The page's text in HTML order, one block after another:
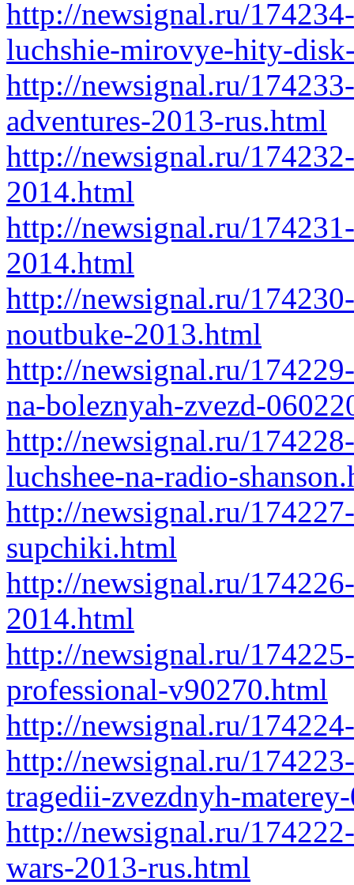
http://newsignal.ru/
luchshie-mirovye-hity-
http://newsignal.ru/
adventures-2013-rus.html
http://newsignal.ru/
2014.html
http://newsignal.ru/
2014.html
http://newsignal.ru/
noutbuke-2013.html
http://newsignal.ru/
na-boleznyah-zvezd-
http://newsignal.ru/
luchshee-na-radio-
http://newsignal.ru/
supchiki.html
http://newsignal.ru/
2014.html
http://newsignal.ru/
professional-v90270.html
http://newsignal.ru/
http://newsignal.ru/
tragedii-zvezdnyh-
http://newsignal.ru/
wars-2013-rus.html